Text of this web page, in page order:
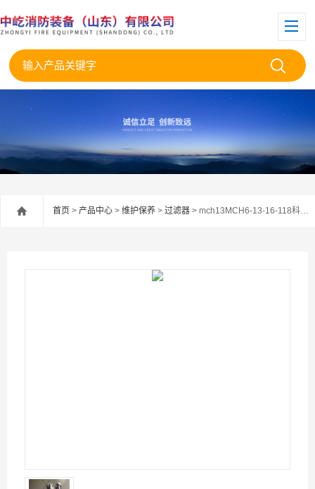
首页 > 产品中心 > 维护保养 > 过滤器 > mch13MCH6-13-16-118科尔奇空气过滤器